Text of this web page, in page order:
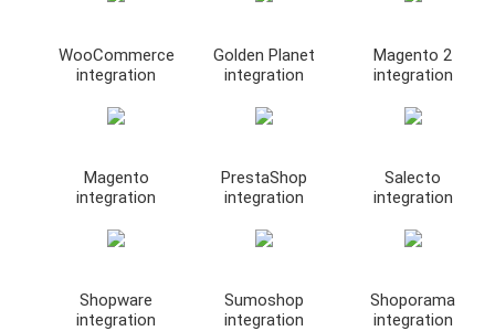
WooCommerce
integration
Golden Planet
integration
Magento 2
integration
Magento
integration
PrestaShop
integration
Salecto
integration
Shopware
integration
Sumoshop
integration
Shoporama
integration